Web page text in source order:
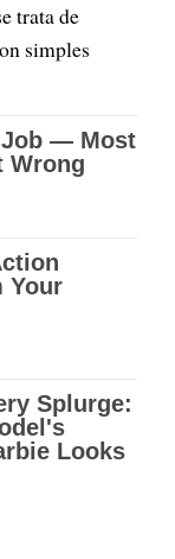
trata de
simples